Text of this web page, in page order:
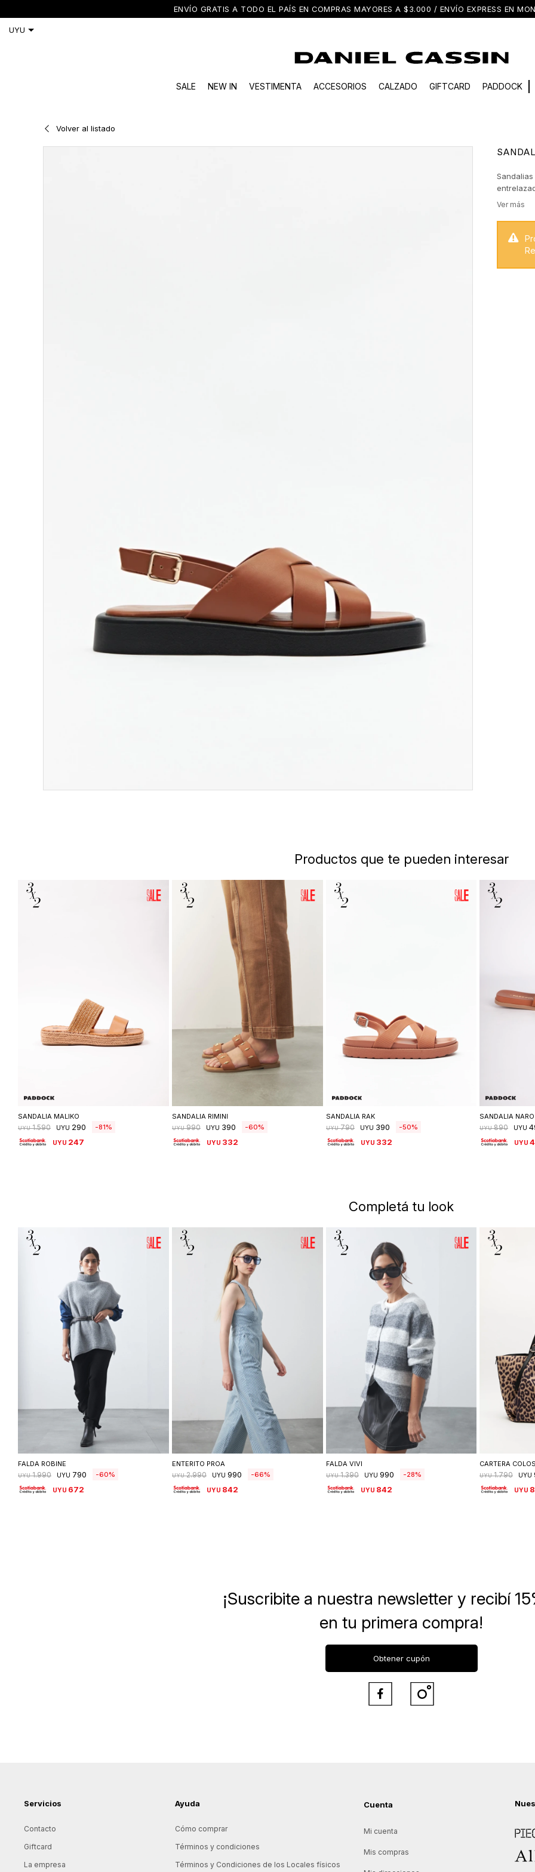
ENVÍO GRATIS A TODO EL PAÍS EN COMPRAS MAYORES A $3.000 / ENVÍO EXPRESS EN
SALE NEW IN VESTIMENTA ACCESORIOS CALZADO GIFTCARD PADDOCK
Volver al listado
Productos que te pueden interesar
SANDALIA MALIKO
UYU 1.590 UYU 290 81
UYU 247
SANDALIA RIMINI
UYU 990 UYU 390 60
UYU 332
SANDALIA RAK
UYU 790 UYU 390 50
UYU 332
SANDALIA NARO
UYU 890 UYU
UYU
Completá tu look
Seleccionar talle
FALDA ROBINE
UYU 1.990 UYU 790 60
UYU 672
Seleccionar talle
ENTERITO PROA
UYU 2.990 UYU 990 66
UYU 842
Seleccionar talle
FALDA VIVI
UYU 1.390 UYU 990 28
UYU 842
CARTERA
UYU 1.790 UYU
UYU
Servicios
Contacto
Giftcard
La empresa
Ayuda
Cómo comprar
Términos y condiciones
Términos y Condiciones de los Locales físicos
Cuenta
Mi cuenta
Mis compras Allie
¡Suscribite a nuestra newsletter y recibí
en tu primera compra!
Obtener cupón
 